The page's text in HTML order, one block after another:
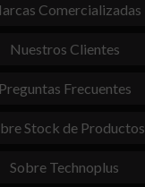
Comercializadas
Nuestros Clientes
Preguntas Frecuentes
Stock de Productos
Sobre Technoplus